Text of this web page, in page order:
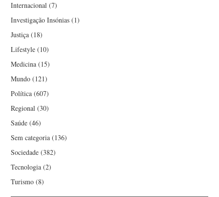
Internacional (7)
Investigação Insónias (1)
Justiça (18)
Lifestyle (10)
Medicina (15)
Mundo (121)
Política (607)
Regional (30)
Saúde (46)
Sem categoria (136)
Sociedade (382)
Tecnologia (2)
Turismo (8)